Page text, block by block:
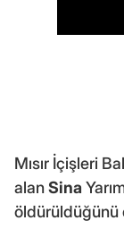
Mısır İçişleri
alanSina
öldürüldüğünü